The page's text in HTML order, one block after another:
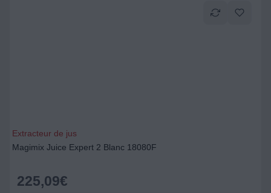
Extracteur de jus
Magimix Juice Expert 2 Blanc 18080F
225,09€